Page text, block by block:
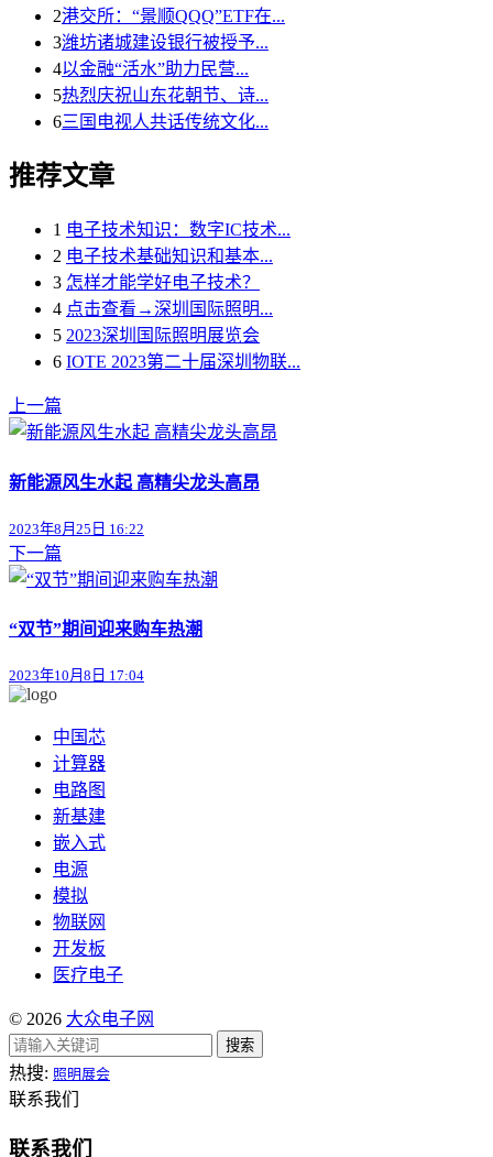
2港交所：“景顺QQQ”ETF在...
3潍坊诸城建设银行被授予...
4以金融“活水”助力民营...
5热烈庆祝山东花朝节、诗...
6三国电视人共话传统文化...
推荐文章
1 电子技术知识：数字IC技术...
2 电子技术基础知识和基本...
3 怎样才能学好电子技术？
4 点击查看→深圳国际照明...
5 2023深圳国际照明展览会
6 IOTE 2023第二十届深圳物联...
上一篇
新能源风生水起 高精尖龙头高昂
2023年8月25日 16:22
下一篇
“双节”期间迎来购车热潮
2023年10月8日 17:04
中国芯
计算器
电路图
新基建
嵌入式
电源
模拟
物联网
开发板
医疗电子
© 2026 大众电子网
搜索
热搜: 照明展会
联系我们
联系我们